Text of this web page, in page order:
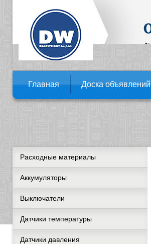
Главная Доска объявлений
Расходные материалы
Аккумуляторы
Выключатели
Датчики температуры
Датчики давления